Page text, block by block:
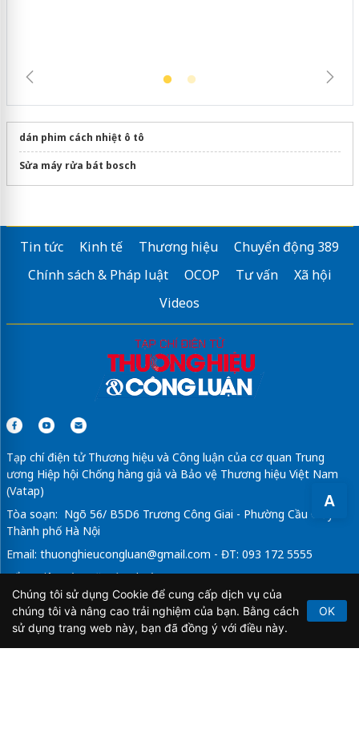
A
dán phim cách nhiệt ô tô
Sửa máy rửa bát bosch
Tin tức Kinh tế Thương hiệu
Chuyển động 389
Chính sách & Pháp luật
OCOP Tư vấn
Xã hội
Videos
Tạp chí điện tử Thương hiệu và Công luận của cơ quan Trung
ương Hiệp hội Chống hàng giả và Bảo vệ Thương hiệu Việt Nam
(Vatap)
Tòa soạn: Ngõ 56/ B5D6 Trương Công Giai - Phường Cầu Giấy -
Thành phố Hà Nội
Email: thuonghieucongluan@gmail.com - ĐT: 093 172 5555
Tổng Biên Tập: Vũ Đức Thuận
Giấy phép hoạt động báo chí điện tử số 64/GP-BTTTT do Bộ
Thông tin và Truyền thông cấp ngày 21/2/2020.
Chúng tôi sử dụng Cookie để cung cấp dịch vụ của
chúng tôi và nâng cao trải nghiệm của bạn. Bằng cách
sử dụng trang web này, bạn đã đồng ý với điều này.
OK